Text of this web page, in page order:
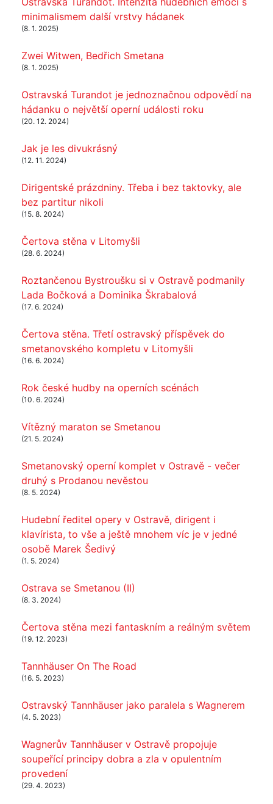
minimalismem další vrstvy hádanek
(8. 1. 2025)
Zwei Witwen, Bedřich Smetana
(8. 1. 2025)
Ostravská Turandot je jednoznačnou odpovědí na
hádanku o největší operní události roku
(20. 12. 2024)
Jak je les divukrásný
(12. 11. 2024)
Dirigentské prázdniny. Třeba i bez taktovky, ale
bez partitur nikoli
(15. 8. 2024)
Čertova stěna v Litomyšli
(28. 6. 2024)
Roztančenou Bystroušku si v Ostravě podmanily
Lada Bočková a Dominika Škrabalová
(17. 6. 2024)
Čertova stěna. Třetí ostravský příspěvek do
smetanovského kompletu v Litomyšli
(16. 6. 2024)
Rok české hudby na operních scénách
(10. 6. 2024)
Vítězný maraton se Smetanou
(21. 5. 2024)
Smetanovský operní komplet v Ostravě - večer
druhý s Prodanou nevěstou
(8. 5. 2024)
Hudební ředitel opery v Ostravě, dirigent i
klavírista, to vše a ještě mnohem víc je v jedné
osobě Marek Šedivý
(1. 5. 2024)
Ostrava se Smetanou (II)
(8. 3. 2024)
Čertova stěna mezi fantaskním a reálným světem
(19. 12. 2023)
Tannhäuser On The Road
(16. 5. 2023)
Ostravský Tannhäuser jako paralela s Wagnerem
(4. 5. 2023)
Wagnerův Tannhäuser v Ostravě propojuje
soupeřící principy dobra a zla v opulentním
provedení
(29. 4. 2023)